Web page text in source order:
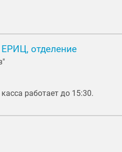
отделение
работает до 15:30.